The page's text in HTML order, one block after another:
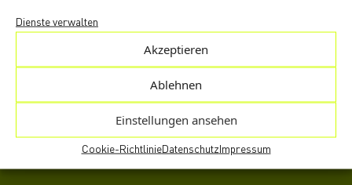
Dienste verwalten
Akzeptieren
Ablehnen
Einstellungen ansehen
Cookie-RichtlinieDatenschutzImpressum
Mehr erfahren